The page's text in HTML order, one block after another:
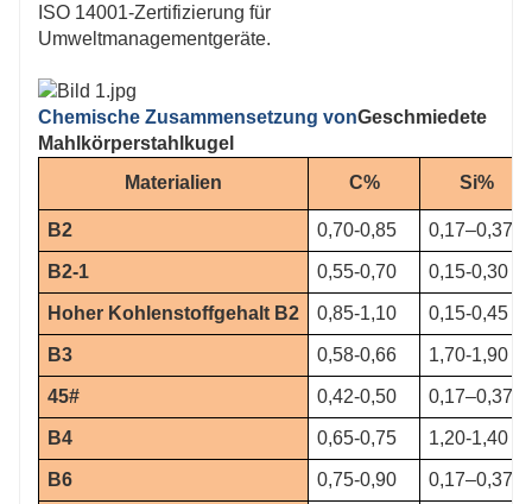
ISO 14001-Zertifizierung für
Umweltmanagementgeräte.
Chemische Zusammensetzung vonGeschmiedete
Mahlkörperstahlkugel
Materialien
C% Si%
B2 0,70-0,85 0,17–0,37
B2-1 0,55-0,70 0,15-0,30
Hoher Kohlenstoffgehalt B2 0,85-1,10 0,15-0,45
B3 0,58-0,66 1,70-1,90
45# 0,42-0,50 0,17–0,37
B4 0,65-0,75 1,20-1,40
B6 0,75-0,90 0,17–0,37